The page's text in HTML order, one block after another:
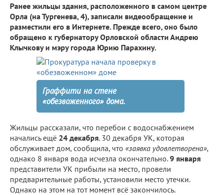
Ранее жильцы здания, расположенного в самом центре
Орла (на Тургенева, 4), записали видеообращение и
разместили его в Интернете. Прежде всего, оно было
обращено к губернатору Орловской области Андрею
Клычкову и мэру города Юрию Парахину.
Граффити на стене
«обезвоженного» дома.
Жильцы рассказали, что перебои с водоснабжением
начались ещё 24 декабря. 30 декабря УК, которая
обслуживает дом, сообщила, что «заявка удовлетворена»,
однако 8 января вода исчезла окончательно.9 января
представители УК прибыли на место, провели
предварительные работы, установили место утечки.
Однако на этом на тот момент всё закончилось.